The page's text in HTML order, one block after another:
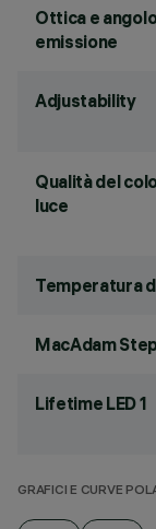
Ottica e
emissione
Adjustability
Qualità del
luce
Temperatura
MacAdam
Lifetime LED 1
GRAFICI E CURVE